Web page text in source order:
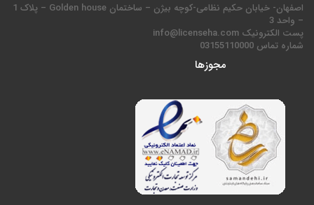
اصفهان- خیابان حکیم نظامی-کوچه بیژن – ساختمان Golden house – پلاک 1
– واحد 3
پست الکترونیک info@licenseha.com
شماره تماس 03155110000
مجوزها